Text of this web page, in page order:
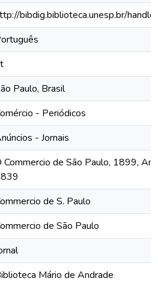
bibdig.biblioteca.unesp.br/
Paulo, Brasil
- Periódicos
- Jornais
Commercio de São Paulo, 1899,
de S. Paulo
de São Paulo
Mário de Andrade